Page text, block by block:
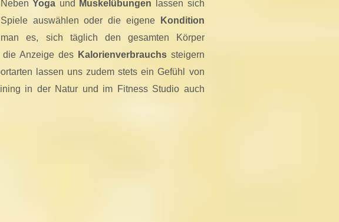
NebenYoga und Muskelübungen lassen sich
Spiele auswählen oder die eigene
Kondition
es, sich täglich den gesamten Körper
die Anzeige des Kalorienverbrauchssteigern
lassen uns zudem stets ein Gefühl von
in der Natur und im Fitness Studio auch